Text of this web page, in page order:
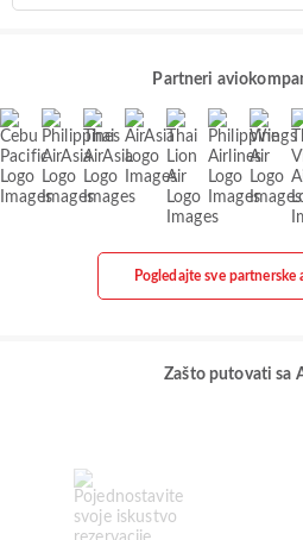
Partneri
Pogledajte sve
Zašto putovati sa